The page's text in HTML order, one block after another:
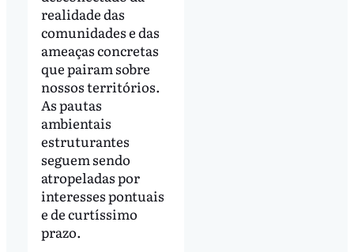
realidade das
comunidades e das
ameaças concretas
que pairam sobre
nossos territórios.
As pautas
ambientais
estruturantes
seguem sendo
atropeladas por
interesses pontuais
e de curtíssimo
prazo.